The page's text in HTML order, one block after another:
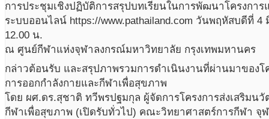
การประชุมเชิงปฏิบัติการสรุปบทเรียนในการพัฒนาโครงกา
ระบบออนไลน์ https://www.pathailand.com วันพฤหัสบดีที่ 4
12.00 น.
ณ ศูนย์กีฬาแห่งจุฬาลงกรณ์มหาวิทยาลัย กรุงเทพมหานคร
กล่าวต้อนรับ และสรุปภาพรวมการดำเนินงานที่ผ่านมาของโ
การออกกำลังกายและกีฬาเพื่อสุขภาพ
โดย ผศ.ดร.สุชาติ ทวีพรปฐมกุล ผู้จัดการโครงการส่งเสริมนวั
กีฬาเพื่อสุขภาพ (เปิดรับทั่วไป) คณะวิทยาศาสตร์การกีฬา จุ